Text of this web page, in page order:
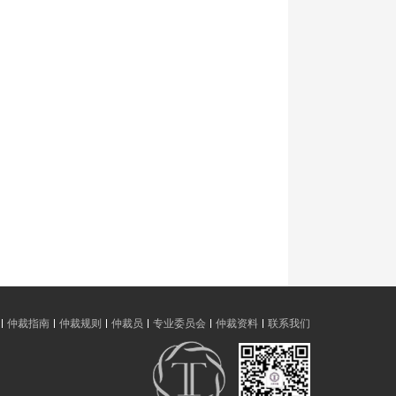
仲裁指南 仲裁规则 仲裁员 专业委员会 仲裁资料 联系我们